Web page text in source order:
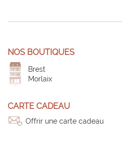
NOS BOUTIQUES
Brest
Morlaix
CARTE CADEAU
Offrir une carte cadeau